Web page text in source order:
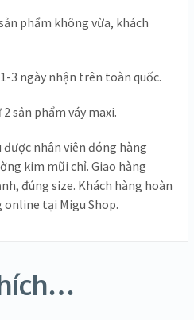
phẩm không vừa, khách
3 ngày nhận trên toàn quốc.
sản phẩm váy maxi.
nhân viên đóng hàng
kim mũi chỉ. Giao hàng
đúng size. Khách hàng hoàn
tại Migu Shop.